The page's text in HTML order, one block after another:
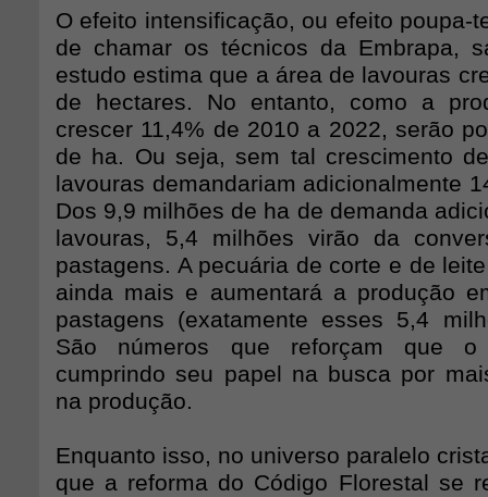
O efeito intensificação, ou efeito poupa-
de chamar os técnicos da Embrapa,
estudo estima que a área de lavouras
de hectares. No entanto, como a
crescer 11,4% de 2010 a 2022, serão
de ha. Ou seja, sem tal crescimento
lavouras demandariam adicionalmente
Dos 9,9 milhões de ha de demanda
lavouras, 5,4 milhões virão da
pastagens. A pecuária de corte e de
ainda mais e aumentará a produção
pastagens (exatamente esses 5,4
São números que reforçam que o
cumprindo seu papel na busca por
na produção.
Enquanto isso, no universo paralelo
que a reforma do Código Florestal se